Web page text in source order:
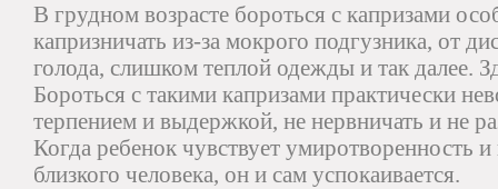
В грудном возрасте бороться с капризами
капризничать из-за мокрого подгузника, от
голода, слишком теплой одежды и так далее.
Бороться с такими капризами практически
терпением и выдержкой, не нервничать и не
Когда ребенок чувствует умиротворенность
близкого человека, он и сам успокаивается.